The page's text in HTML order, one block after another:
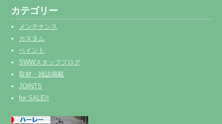
カテゴリー
メンテナンス
カスタム
ペイント
SWWスタッフブログ
取材・雑誌掲載
JOINTS
for SALE!!